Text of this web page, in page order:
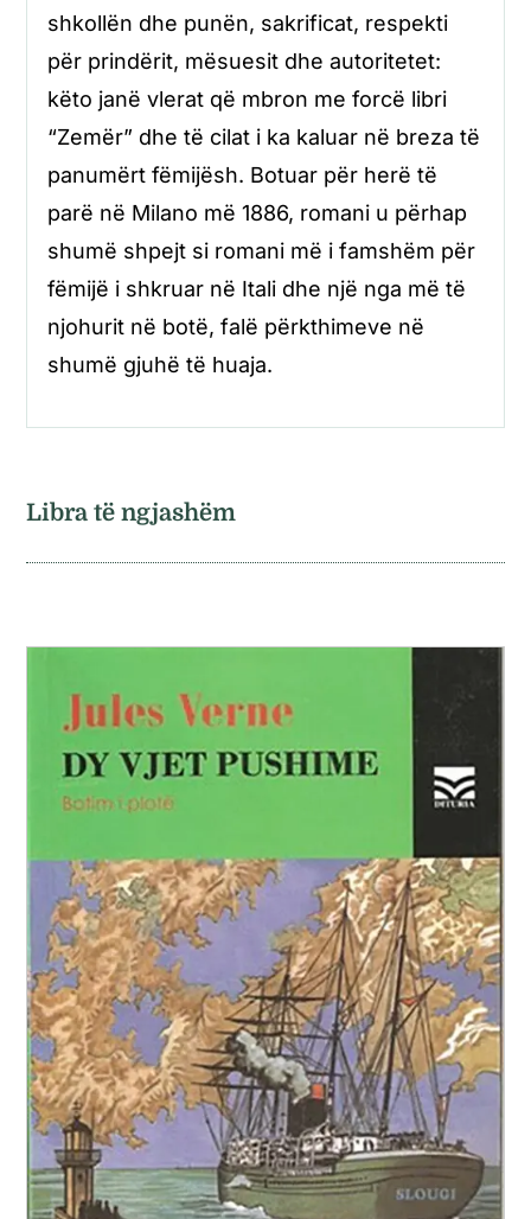
shkollën dhe punën, sakrificat, respekti
për prindërit, mësuesit dhe autoritetet:
këto janë vlerat që mbron me forcë libri
“Zemër” dhe të cilat i ka kaluar në breza të
panumërt fëmijësh. Botuar për herë të
parë në Milano më 1886, romani u përhap
shumë shpejt si romani më i famshëm për
fëmijë i shkruar në Itali dhe një nga më të
njohurit në botë, falë përkthimeve në
shumë gjuhë të huaja.
Libra të ngjashëm